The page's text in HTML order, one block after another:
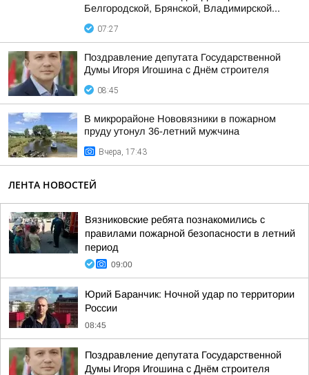
Белгородской, Брянской, Владимирской...
07:27
Поздравление депутата Государственной
Думы Игоря Игошина с Днём строителя
08:45
В микрорайоне Нововязники в пожарном
пруду утонул 36-летний мужчина
Вчера, 17:43
ЛЕНТА НОВОСТЕЙ
Вязниковские ребята познакомились с
правилами пожарной безопасности в летний
период
09:00
Юрий Баранчик: Ночной удар по территории
России
08:45
Поздравление депутата Государственной
Думы Игоря Игошина с Днём строителя